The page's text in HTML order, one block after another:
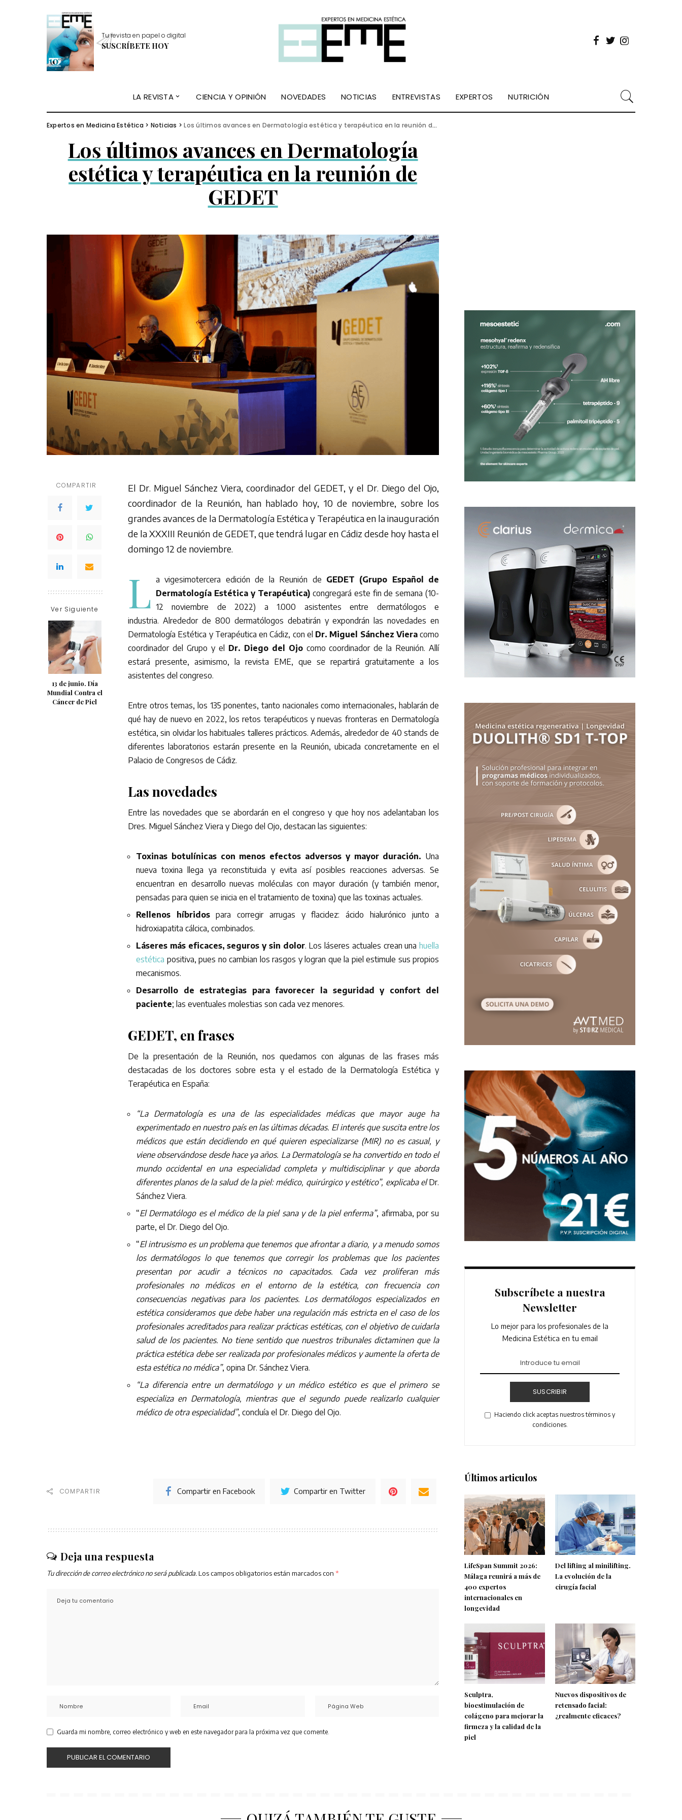
Tu revista en papel o digital
SUSCRÍBETE HOY
LA REVISTA CIENCIA Y OPINIÓN NOVEDADES NOTICIAS ENTREVISTAS EXPERTOS NUTRICIÓN
Expertos en Medicina Estética > Noticias >Los últimos avances en Dermatología estética y terapéutica en la reunión de GEDET
Los últimos avances en Dermatología
estética y terapéutica en la reunión de
GEDET
COMPARTIR
Ver Siguiente
13 de junio. Día
Mundial Contra el
Cáncer de Piel
El Dr. Miguel Sánchez Viera, coordinador del GEDET, y el Dr. Diego del Ojo,
coordinador de la Reunión, han hablado hoy, 10 de noviembre, sobre los
grandes avances de la Dermatología Estética y Terapéutica en la inauguración
de la XXXIII Reunión de GEDET, que tendrá lugar en Cádiz desde hoy hasta el
domingo 12 de noviembre.
L a vigesimotercera edición de la Reunión de GEDET (Grupo Español de
Dermatología Estética y Terapéutica)congregará este fin de semana (10-
12 noviembre de 2022) a 1.000 asistentes entre dermatólogos e
industria. Alrededor de 800 dermatólogos debatirán y expondrán las novedades en
Dermatología Estética y Terapéutica en Cádiz, con el Dr. Miguel Sánchez Vieracomo
coordinador del Grupo y el Dr. Diego del Ojocomo coordinador de la Reunión. Allí
estará presente, asimismo, la revista EME, que se repartirá gratuitamente a los
asistentes del congreso.
Entre otros temas, los 135 ponentes, tanto nacionales como internacionales, hablarán de
qué hay de nuevo en 2022, los retos terapéuticos y nuevas fronteras en Dermatología
estética, sin olvidar los habituales talleres prácticos. Además, alrededor de 40 stands de
diferentes laboratorios estarán presente en la Reunión, ubicada concretamente en el
Palacio de Congresos de Cádiz.
Las novedades
Entre las novedades que se abordarán en el congreso y que hoy nos adelantaban los
Dres. Miguel Sánchez Viera y Diego del Ojo, destacan las siguientes:
Toxinas botulínicas con menos efectos adversos y mayor duración. Una
nueva toxina llega ya reconstituida y evita así posibles reacciones adversas. Se
encuentran en desarrollo nuevas moléculas con mayor duración (y también menor,
pensadas para quien se inicia en el tratamiento de toxina) que las toxinas actuales.
Rellenos híbridospara corregir arrugas y flacidez: ácido hialurónico junto a
hidroxiapatita cálcica, combinados.
Láseres más eficaces, seguros y sin dolor. Los láseres actuales crean unahuella
estética positiva, pues no cambian los rasgos y logran que la piel estimule sus propios
mecanismos.
Desarrollo de estrategias para favorecer la seguridad y confort del
paciente; las eventuales molestias son cada vez menores.
GEDET, en frases
De la presentación de la Reunión, nos quedamos con algunas de las frases más
destacadas de los doctores sobre esta y el estado de la Dermatología Estética y
Terapéutica en España:
“La Dermatología es una de las especialidades médicas que mayor auge ha
experimentado en nuestro país en las últimas décadas. El interés que suscita entre los
médicos que están decidiendo en qué quieren especializarse (MIR) no es casual, y
viene observándose desde hace ya años. La Dermatología se ha convertido en todo el
mundo occidental en una especialidad completa y multidisciplinar y que aborda
diferentes planos de la salud de la piel: médico, quirúrgico y estético”, explicaba elDr.
Sánchez Viera.
“El Dermatólogo es el médico de la piel sana y de la piel enferma”, afirmaba, por su
parte, el Dr. Diego del Ojo.
“El intrusismo es un problema que tenemos que afrontar a diario, y a menudo somos
los dermatólogos lo que tenemos que corregir los problemas que los pacientes
presentan por acudir a técnicos no capacitados. Cada vez proliferan más
profesionales no médicos en el entorno de la estética, con frecuencia con
consecuencias negativas para los pacientes. Los dermatólogos especializados en
estética consideramos que debe haber una regulación más estricta en el caso de los
profesionales acreditados para realizar prácticas estéticas, con el objetivo de cuidarla
salud de los pacientes. No tiene sentido que nuestros tribunales dictaminen que la
práctica estética debe ser realizada por profesionales médicos y aumente la oferta de
esta estética no médica”, opina Dr. Sánchez Viera.
“La diferencia entre un dermatólogo y un médico estético es que el primero se
especializa en Dermatología, mientras que el segundo puede realizarlo cualquier
médico de otra especialidad”, concluía el Dr. Diego del Ojo.
COMPARTIR Compartir en Facebook Compartir en Twitter
Deja una respuesta
Tu dirección de correo electrónico no será publicada. Los campos obligatorios están marcados con *
Guarda mi nombre, correo electrónico y web en este navegador para la próxima vez que comente.
Subscríbete a nuestra
Newsletter
Lo mejor para los profesionales de la
Medicina Estética en tu email
SUSCRIBIR
Haciendo click aceptas nuestros términos y
condiciones.
Últimos articulos
LifeSpan Summit 2026:
Málaga reunirá a más de
400 expertos
internacionales en
longevidad
Del lifting al minilifting.
La evolución de la
cirugía facial
Sculptra,
bioestimulación de
colágeno para mejorar la
firmeza y la calidad de la
piel
Nuevos dispositivos de
retensado facial:
¿realmente eficaces?